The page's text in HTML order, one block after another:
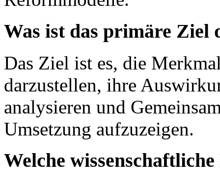
Was ist das primäre Ziel
Das Ziel ist es, die
darzustellen, ihre
analysieren und
Umsetzung aufzuzeigen.
Welche